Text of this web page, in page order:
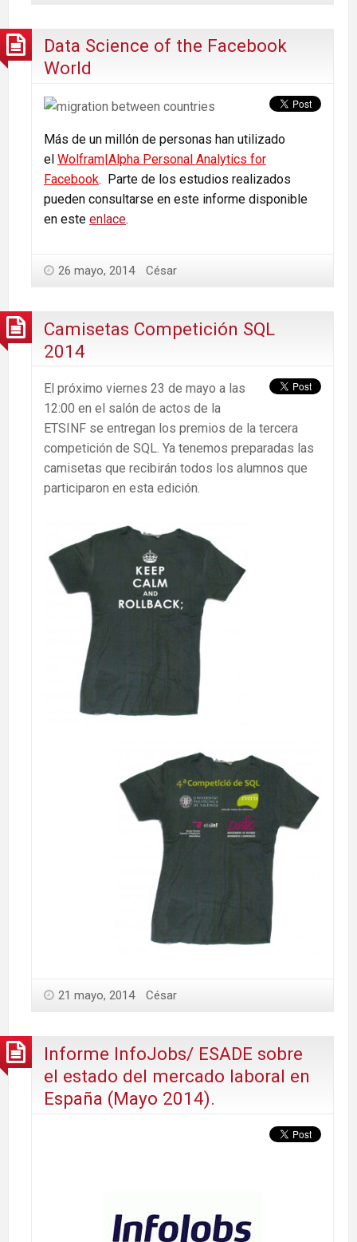
Data Science of the Facebook
World
Más de un millón de personas han utilizado
el Wolfram|Alpha Personal Analytics for
Facebook. Parte de los estudios realizados
pueden consultarse en este informe disponible
en este enlace.
26 mayo, 2014 César
Camisetas Competición SQL
2014
El próximo viernes 23 de mayo a las
12:00 en el salón de actos de la
ETSINF se entregan los premios de la tercera
competición de SQL. Ya tenemos preparadas las
camisetas que recibirán todos los alumnos que
participaron en esta edición.
21 mayo, 2014 César
Informe InfoJobs/ ESADE sobre
el estado del mercado laboral en
España (Mayo 2014).